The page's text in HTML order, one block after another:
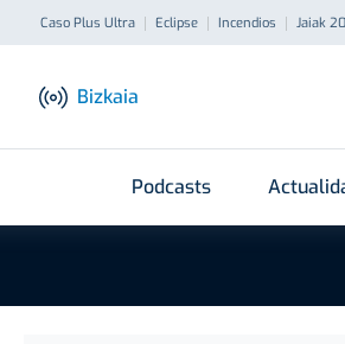
Caso Plus Ultra Eclipse Incendios Jaiak
Bizkaia
Podcasts